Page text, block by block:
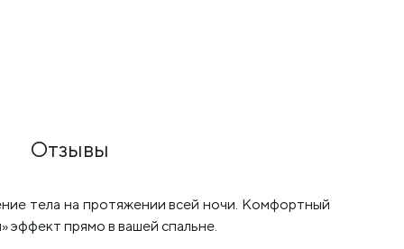
Отзывы
тела на протяжении всей ночи. Комфортный
прямо в вашей спальне.